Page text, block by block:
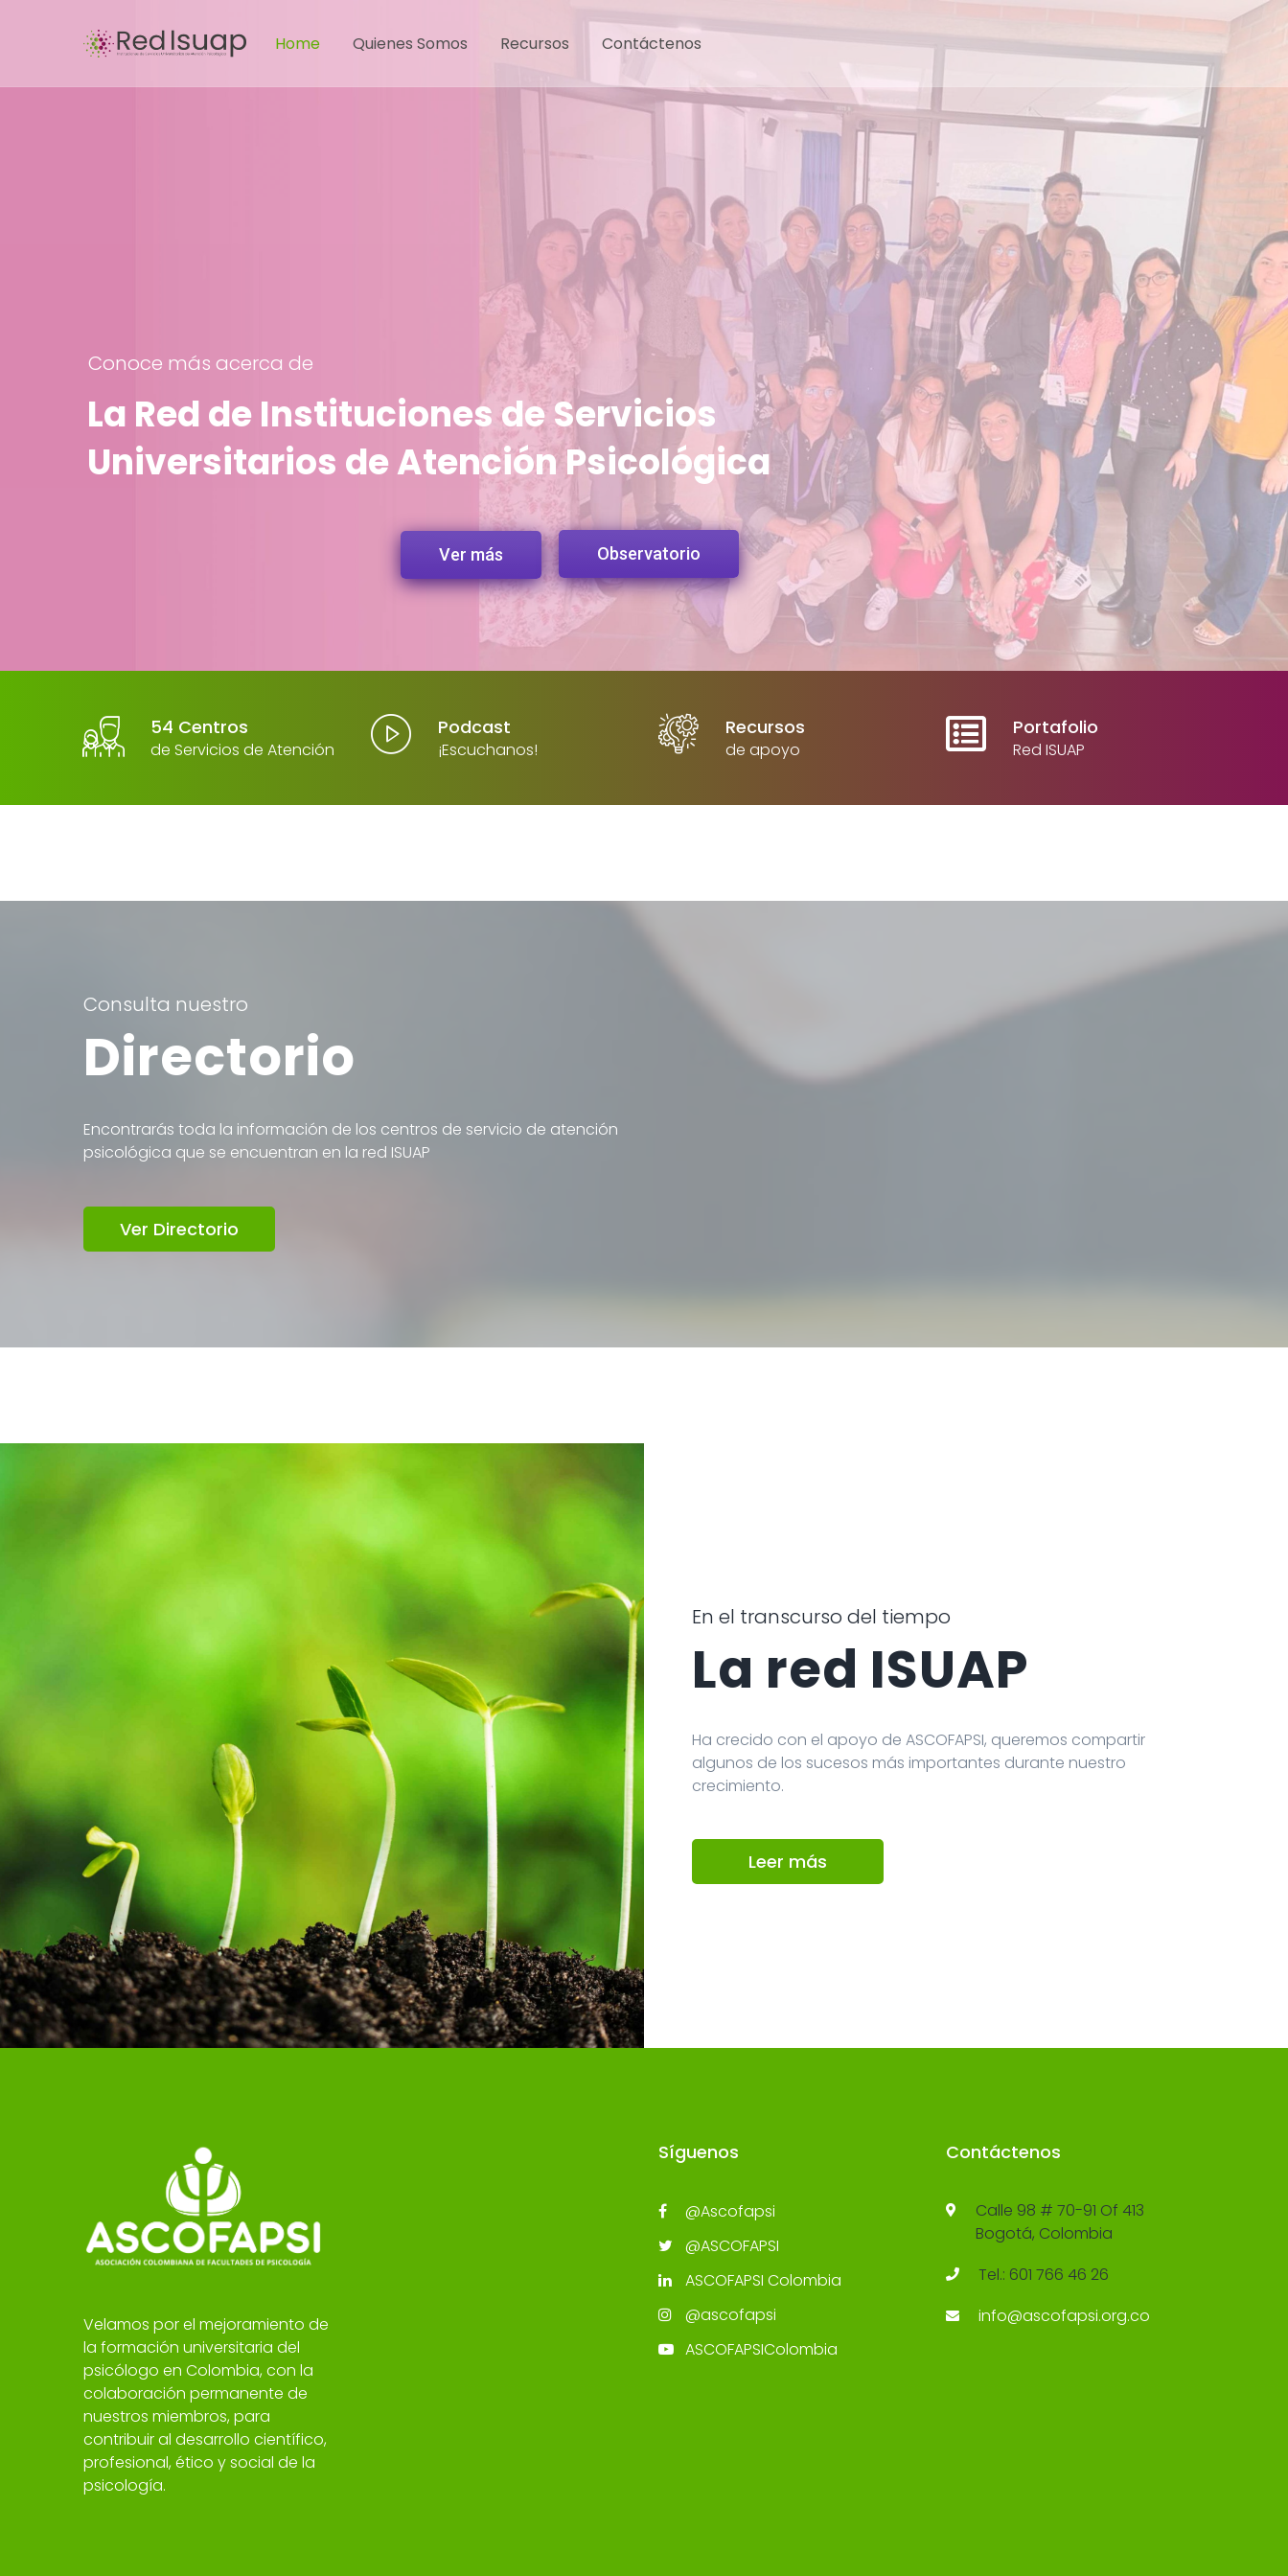
Home Quienes Somos Recursos Contáctenos
Ver más Observatorio
Conoce más acerca de
La Red de Instituciones de Servicios
Universitarios de Atención Psicológica
54 Centros
de Servicios de Atención
Podcast
¡Escuchanos!
Recursos
de apoyo
Portafolio
Red ISUAP
Consulta nuestro
Directorio
Encontrarás toda la información de los centros de servicio de atención
psicológica que se encuentran en la red ISUAP
Ver Directorio
En el transcurso del tiempo
La red ISUAP
Ha crecido con el apoyo de ASCOFAPSI, queremos compartir
algunos de los sucesos más importantes durante nuestro
crecimiento.
Leer más
Velamos por el mejoramiento de
la formación universitaria del
psicólogo en Colombia, con la
colaboración permanente de
nuestros miembros, para
contribuir al desarrollo científico,
profesional, ético y social de la
psicología.
Síguenos
@Ascofapsi
@ASCOFAPSI
ASCOFAPSI Colombia
@ascofapsi
ASCOFAPSIColombia
Contáctenos
Calle 98 # 70-91 Of 413
Bogotá, Colombia
Tel.: 601 766 46 26
info@ascofapsi.org.co